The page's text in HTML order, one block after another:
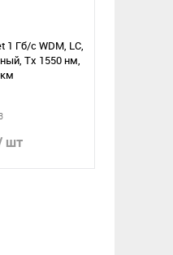
1 Гб/с WDM, LC,
Tx 1550 нм,
шт